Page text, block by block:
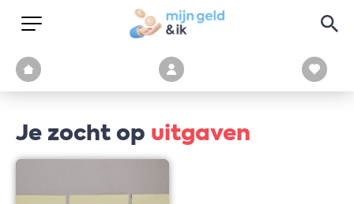
Je zocht op uitgaven